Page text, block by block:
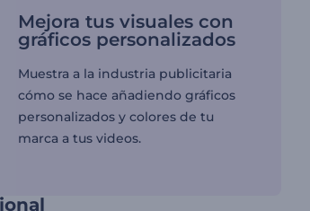
Mejora tus visuales con
gráficos personalizados
Muestra a la industria publicitaria
cómo se hace añadiendo gráficos
personalizados y colores de tu
marca a tus videos.